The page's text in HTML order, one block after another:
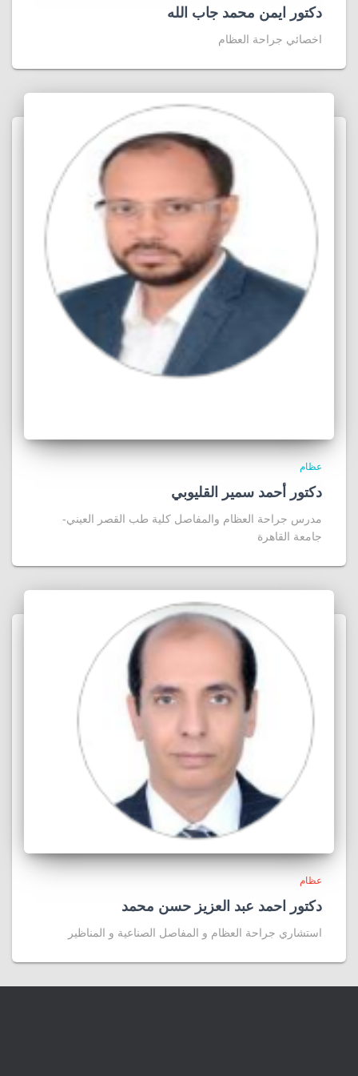
دكتور ايمن محمد جاب الله
اخصائي جراحة العظام
عظام
دكتور أحمد سمير القليوبي
مدرس جراحة العظام والمفاصل كلية طب القصر العيني-
جامعة القاهرة
عظام
دكتور احمد عبد العزيز حسن محمد
استشاري جراحة العظام و المفاصل الصناعية و المناظير